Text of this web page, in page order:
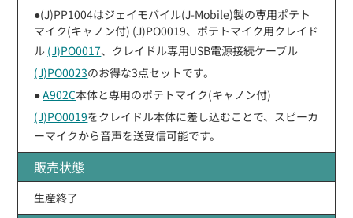
●(J)PP1004はジェイモバイル(J-Mobile)製の専用ポテト
マイク(キャノン付) (J)PO0019、ポテトマイク用クレイド
ル (J)PO0017、クレイドル専用USB電源接続ケーブル
(J)PO0023のお得な3点セットです。
●A902C本体と専用のポテトマイク(キャノン付)
(J)PO0019をクレイドル本体に差し込むことで、スピーカ
ーマイクから音声を送受信可能です。
販売状態
生産終了